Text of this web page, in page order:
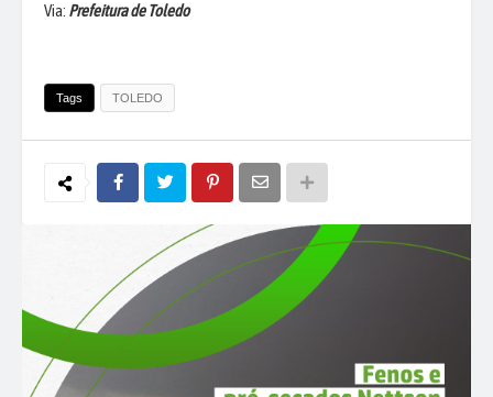
Via: Prefeitura de Toledo
Tags TOLEDO